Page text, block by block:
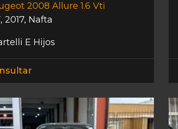
2008 Allure 1.6 Vti
, 2017, Nafta
E Hijos